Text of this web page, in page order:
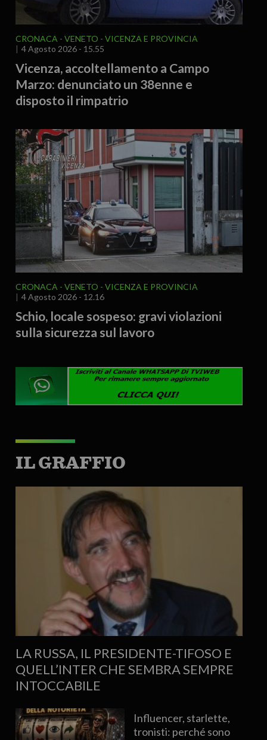
CRONACA VENETO
VICENZA E PROVINCIA
4 Agosto 2026 - 15.55
Vicenza, accoltellamento a Campo
Marzo: denunciato un 38enne e
disposto il rimpatrio
CRONACA VENETO
VICENZA E PROVINCIA
4 Agosto 2026 - 12.16
Schio, locale sospeso: gravi violazioni
sulla sicurezza sul lavoro
IL GRAFFIO
LA RUSSA, IL PRESIDENTE-TIFOSO E
QUELL’INTER CHE SEMBRA SEMPRE
INTOCCABILE
Influencer, starlette,
tronisti: perché sono